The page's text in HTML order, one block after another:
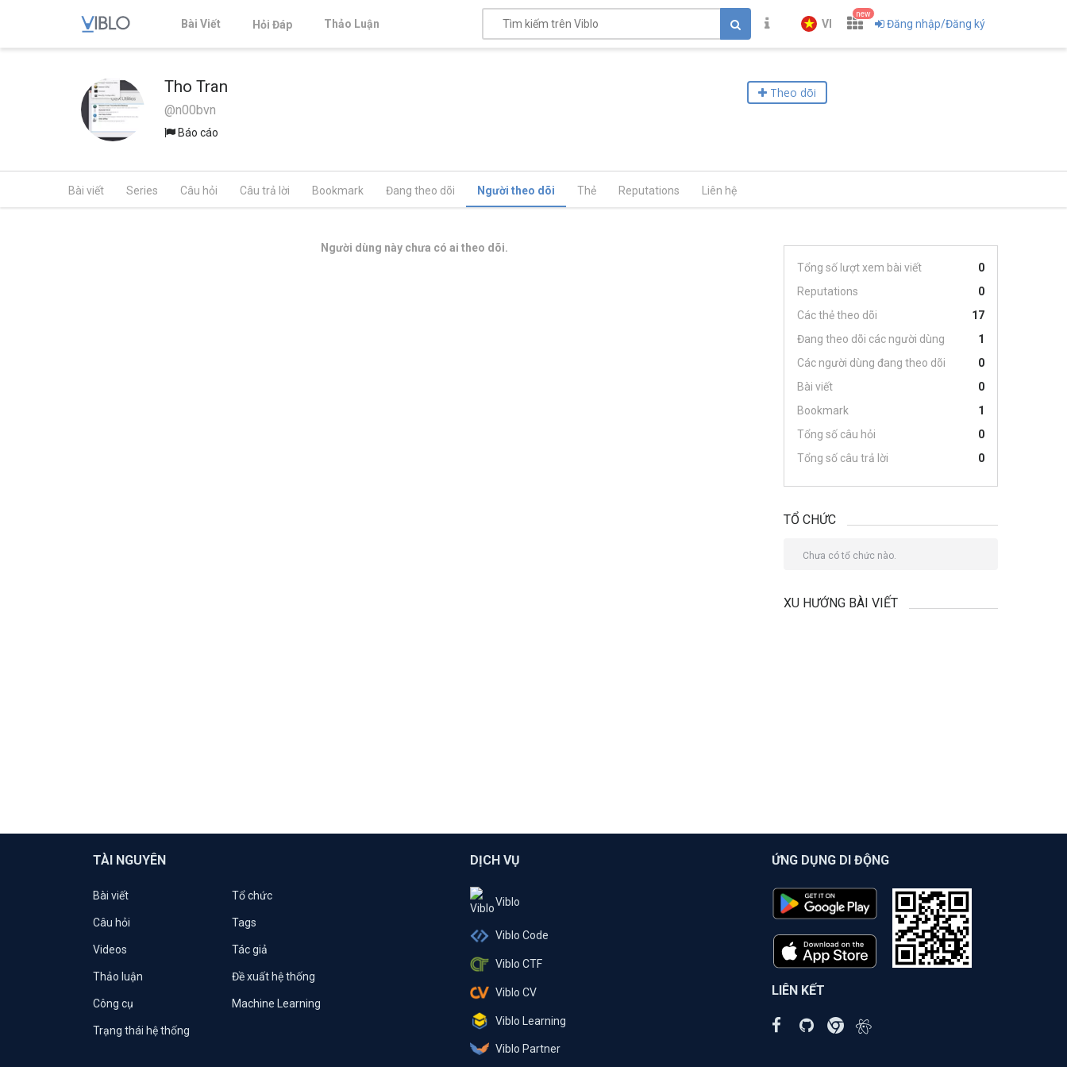
Bài Viết Hỏi Đáp Thảo Luận VI
new
Đăng nhập/Đăng ký
Tho Tran
@n00bvn
Báo cáo
Theo dõi
Bài viết Series Câu hỏi Câu trả lời Bookmark Đang theo dõi Người theo dõi Thẻ Reputations Liên hệ
Người dùng này chưa có ai theo dõi.
Tổng số lượt xem bài viết
0
Reputations
0
Các thẻ theo dõi
17
Đang theo dõi các người dùng
1
Các người dùng đang theo dõi
0
Bài viết
0
Bookmark
1
Tổng số câu hỏi
0
Tổng số câu trả lời
0
TỔ CHỨC
Chưa có tổ chức nào.
XU HƯỚNG BÀI VIẾT
TÀI NGUYÊN
Bài viết Tổ chức
Câu hỏi Tags
Videos Tác giả
Thảo luận Đề xuất hệ thống
Công cụ Machine Learning
Trạng thái hệ thống
DỊCH VỤ
Viblo
Viblo Code
Viblo CTF
Viblo CV
Viblo Learning
Viblo Partner
ỨNG DỤNG DI ĐỘNG
LIÊN KẾT